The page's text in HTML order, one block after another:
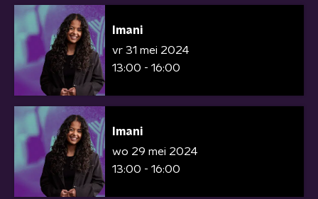
Imani
vr 31 mei 2024
13:00 - 16:00
Imani
wo 29 mei 2024
13:00 - 16:00